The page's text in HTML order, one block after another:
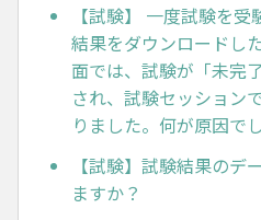
【試験】 一度試験を
結果をダウンロードし
面では、試験が「未完
され、試験セッション
りました。何が原因で
【試験】試験結果のデ
ますか？